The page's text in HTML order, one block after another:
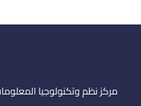
مركز نظم وتكنولوجيا